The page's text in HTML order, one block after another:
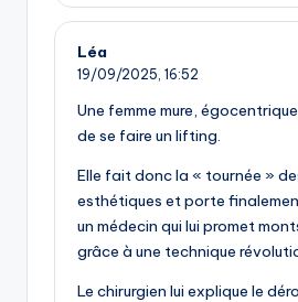
Léa
19/09/2025, 16:52
Une femme mure,
de se faire un lifting.
Elle fait donc la « tournée »
esthétiques et porte
un médecin qui lui promet
grâce à une technique
Le chirurgien lui explique le